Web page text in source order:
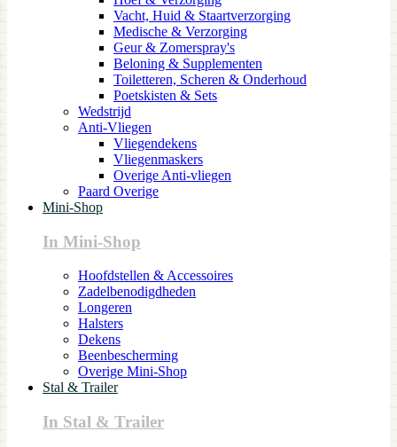
Vacht, Huid & Staartverzorging
Medische & Verzorging
Geur & Zomerspray's
Beloning & Supplementen
Toiletteren, Scheren & Onderhoud
Poetskisten & Sets
Wedstrijd
Anti-Vliegen
Vliegendekens
Vliegenmaskers
Overige Anti-vliegen
Paard Overige
Mini-Shop
In Mini-Shop
Hoofdstellen & Accessoires
Zadelbenodigdheden
Longeren
Halsters
Dekens
Beenbescherming
Overige Mini-Shop
Stal & Trailer
In Stal & Trailer